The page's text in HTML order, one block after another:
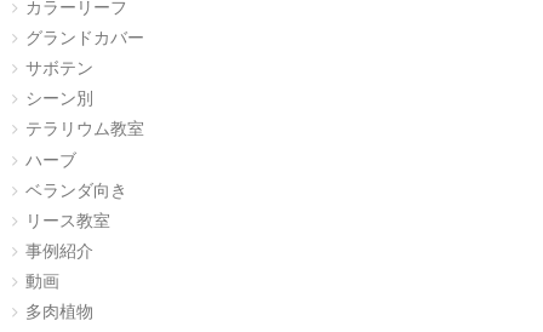
カラーリーフ
グランドカバー
サボテン
シーン別
テラリウム教室
ハーブ
ベランダ向き
リース教室
事例紹介
動画
多肉植物